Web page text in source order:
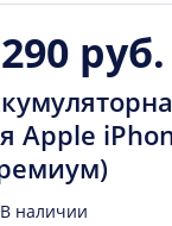
руб.
Apple
В наличии